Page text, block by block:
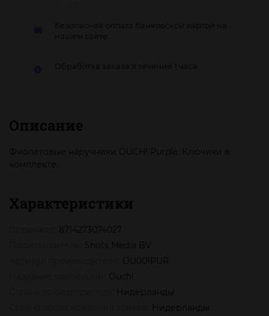
Безопасная оплата банковской картой на
нашем сайте.
Обработка заказа в течении 1 часа
Описание
Фиолетовые наручники OUCH! Purple. Ключики в
комплекте.
Характеристики
8714273074027
Shots Media BV
OU001PUR
Ouch!
Нидерланды
Нидерланды